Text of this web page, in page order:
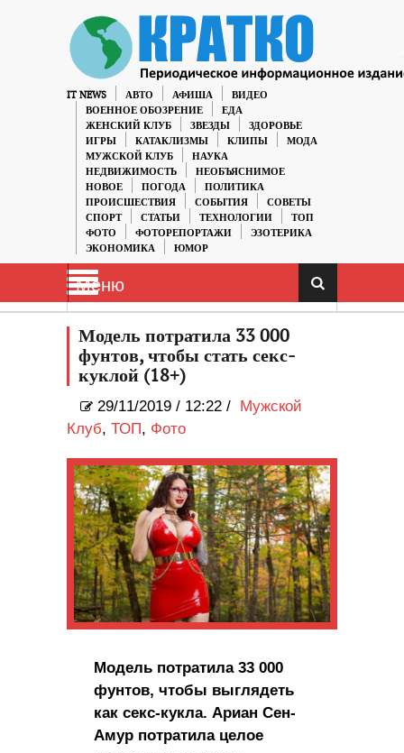
IT NEWS АВТО АФИША
ВИДЕО
ВОЕННОЕ ОБОЗРЕНИЕ
ЕДА
ЖЕНСКИЙ КЛУБ
ЗВЕЗДЫ
ЗДОРОВЬЕ
ИГРЫ
КАТАКЛИЗМЫ КЛИПЫ
МОДА
МУЖСКОЙ КЛУБ
НАУКА
НЕДВИЖИМОСТЬ
НЕОБЪЯСНИМОЕ
НОВОЕ
ПОГОДА
ПОЛИТИКА
ПРОИСШЕСТВИЯ
СОБЫТИЯ
СОВЕТЫ
СПОРТ
СТАТЬИ ТЕХНОЛОГИИ
ТОП
ФОТО
ФОТОРЕПОРТАЖИ
ЭЗОТЕРИКА
ЭКОНОМИКА
ЮМОР
Меню
Модель потратила 33 000
фунтов, чтобы стать секс-
куклой (18+)
29/11/2019 / 12:22 / Мужской
Клуб, ТОП, Фото
Модель потратила 33 000
фунтов, чтобы выглядеть
как секс-кукла. Ариан Сен-
Амур потратила целое